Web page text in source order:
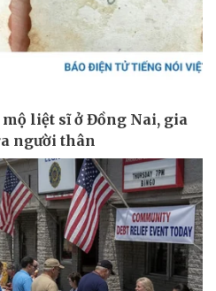
Quân sự - Quốc phòng